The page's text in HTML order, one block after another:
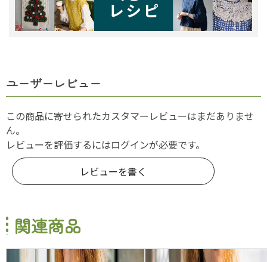
ユーザーレビュー
この商品に寄せられたカスタマーレビューはまだありませ
ん。
レビューを評価するにはログインが必要です。
レビューを書く
関連商品